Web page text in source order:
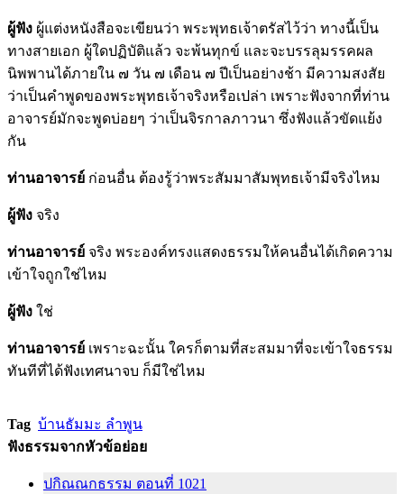
ผู้ฟัง ผู้แต่งหนังสือจะเขียนว่า พระพุทธเจ้าตรัสไว้ว่า ทางนี้เป็น
ทางสายเอก ผู้ใดปฏิบัติแล้ว จะพ้นทุกข์ และจะบรรลุมรรคผล
นิพพานได้ภายใน ๗ วัน ๗ เดือน ๗ ปีเป็นอย่างช้า มีความสงสัย
ว่าเป็นคำพูดของพระพุทธเจ้าจริงหรือเปล่า เพราะฟังจากที่ท่าน
อาจารย์มักจะพูดบ่อยๆ ว่าเป็นจิรกาลภาวนา ซึ่งฟังแล้วขัดแย้ง
กัน
ท่านอาจารย์ ก่อนอื่น ต้องรู้ว่าพระสัมมาสัมพุทธเจ้ามีจริงไหม
ผู้ฟัง จริง
ท่านอาจารย์ จริง พระองค์ทรงแสดงธรรมให้คนอื่นได้เกิดความ
เข้าใจถูกใช่ไหม
ผู้ฟัง ใช่
ท่านอาจารย์ เพราะฉะนั้น ใครก็ตามที่สะสมมาที่จะเข้าใจธรรม
ทันทีที่ได้ฟังเทศนาจบ ก็มีใช่ไหม
Tag บ้านธัมมะ ลำพูน
ฟังธรรมจากหัวข้อย่อย
ปกิณณกธรรม ตอนที่ 1021